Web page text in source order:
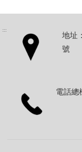
:::
地址
號
電話總